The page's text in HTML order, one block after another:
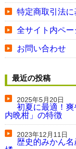
特定商取引法
全サイト内ペー
お問い合わせ
最近の投稿
2025年5月20日
初夏に最適！
内晩柑」の特徴
2023年12月11日
歴史的みかん